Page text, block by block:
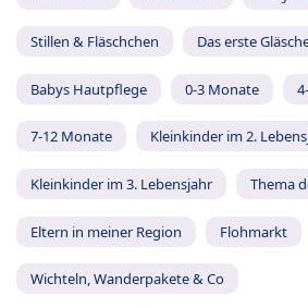
Stillen & Fläschchen Das erste
Babys Hautpflege 0-3 Monate
7-12 Monate Kleinkinder im 2.
Kleinkinder im 3. Lebensjahr Thema
Eltern in meiner Region Flohmarkt
Wichteln, Wanderpakete & Co